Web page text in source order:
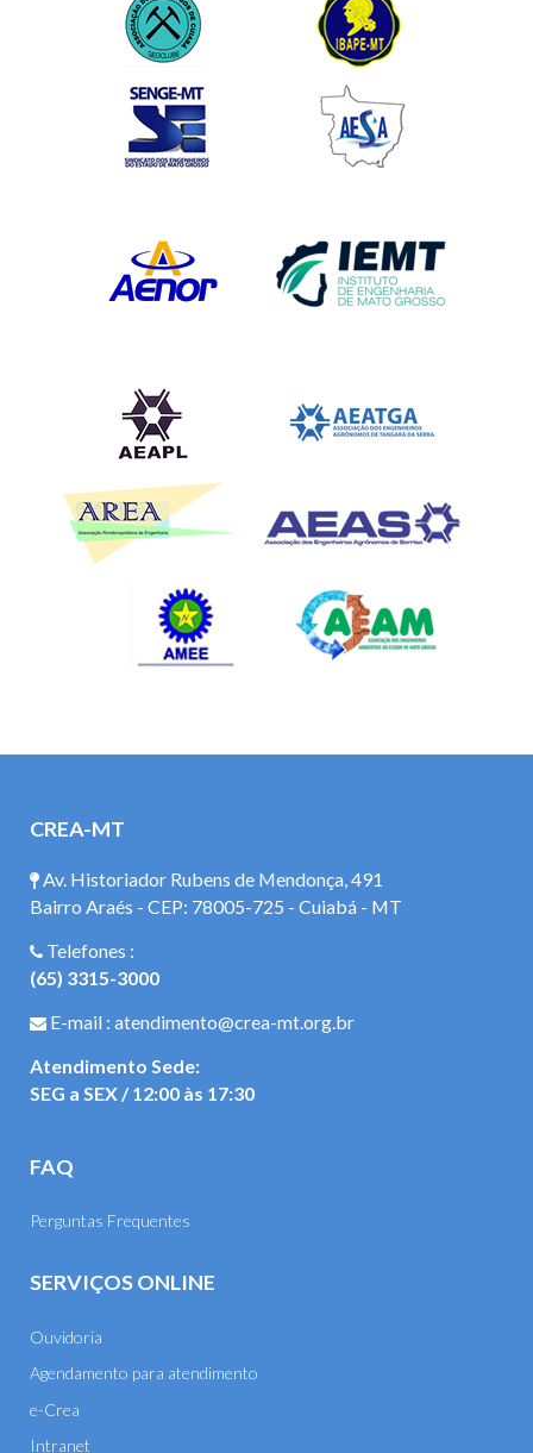
CREA-MT
Av. Historiador Rubens de Mendonça, 491
Bairro Araés - CEP: 78005-725 - Cuiabá - MT
Telefones :
(65) 3315-3000
E-mail : atendimento@crea-mt.org.br
Atendimento Sede:
SEG a SEX / 12:00 às 17:30
FAQ
Perguntas Frequentes
SERVIÇOS ONLINE
Ouvidoria
Agendamento para atendimento
e-Crea
Intranet